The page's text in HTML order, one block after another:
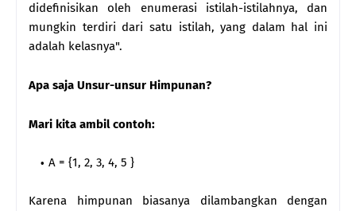
didefinisikan oleh enumerasi istilah-istilahnya, dan
mungkin terdiri dari satu istilah, yang dalam hal ini
adalah kelasnya".
Apa saja Unsur-unsur Himpunan?
Mari kita ambil contoh:
A = {1, 2, 3, 4, 5 }
Karena himpunan biasanya dilambangkan dengan